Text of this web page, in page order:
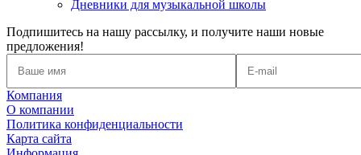
Дневники для музыкальной школы
Подпишитесь на нашу рассылку, и получите наши новые
предложения!
Компания
О компании
Политика конфиденциальности
Карта сайта